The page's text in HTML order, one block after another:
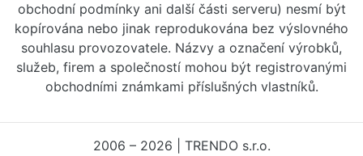
obchodní podmínky ani další části serveru) nesmí být
kopírována nebo jinak reprodukována bez výslovného
souhlasu provozovatele. Názvy a označení výrobků,
služeb, firem a společností mohou být registrovanými
obchodními známkami příslušných vlastníků.
2006 – 2026 | TRENDO s.r.o.